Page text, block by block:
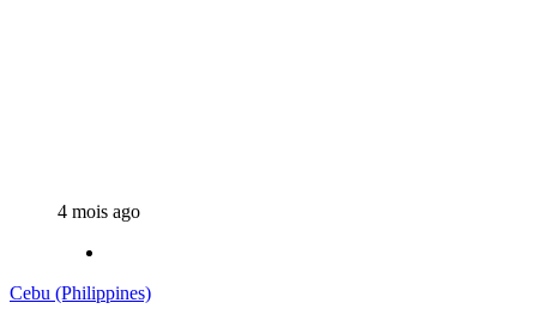
4 mois ago
Cebu (Philippines)